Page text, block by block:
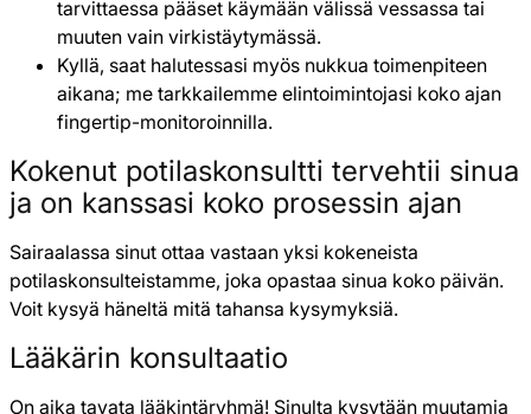
tarvittaessa pääset käymään välissä vessassa tai
muuten vain virkistäytymässä.
Kyllä, saat halutessasi myös nukkua toimenpiteen
aikana; me tarkkailemme elintoimintojasi koko ajan
fingertip-monitoroinnilla.
Kokenut potilaskonsultti tervehtii sinua
ja on kanssasi koko prosessin ajan
Sairaalassa sinut ottaa vastaan yksi kokeneista
potilaskonsulteistamme, joka opastaa sinua koko päivän.
Voit kysyä häneltä mitä tahansa kysymyksiä.
Lääkärin konsultaatio
On aika tavata lääkintäryhmä! Sinulta kysytään muutamia